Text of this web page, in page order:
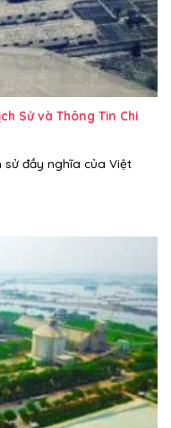
Sử và Thông Tin Chi
đầy nghĩa của Việt